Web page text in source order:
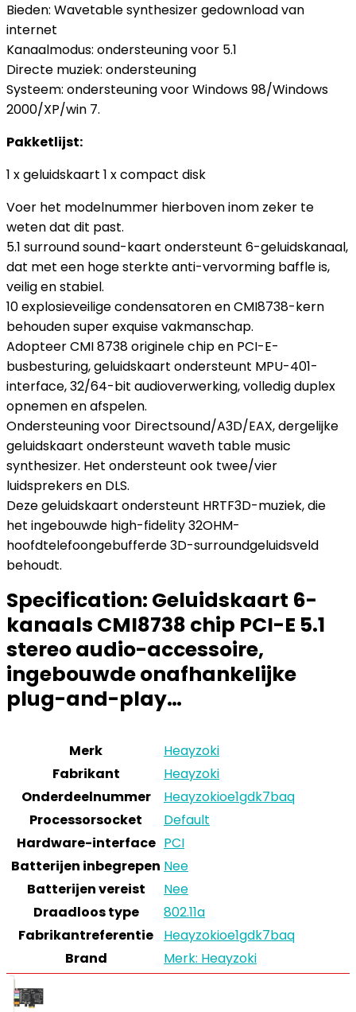
Bieden: Wavetable synthesizer gedownload van
internet
Kanaalmodus: ondersteuning voor 5.1
Directe muziek: ondersteuning
Systeem: ondersteuning voor Windows 98/Windows
2000/XP/win 7.
Pakketlijst:
1 x geluidskaart 1 x compact disk
Voer het modelnummer hierboven inom zeker te
weten dat dit past.
5.1 surround sound-kaart ondersteunt 6-geluidskanaal,
dat met een hoge sterkte anti-vervorming baffle is,
veilig en stabiel.
10 explosieveilige condensatoren en CMI8738-kern
behouden super exquise vakmanschap.
Adopteer CMI 8738 originele chip en PCI-E-
busbesturing, geluidskaart ondersteunt MPU-401-
interface, 32/64-bit audioverwerking, volledig duplex
opnemen en afspelen.
Ondersteuning voor Directsound/A3D/EAX, dergelijke
geluidskaart ondersteunt waveth table music
synthesizer. Het ondersteunt ook twee/vier
luidsprekers en DLS.
Deze geluidskaart ondersteunt HRTF3D-muziek, die
het ingebouwde high-fidelity 32OHM-
hoofdtelefoongebufferde 3D-surroundgeluidsveld
behoudt.
Specification: Geluidskaart 6-
kanaals CMI8738 chip PCI-E 5.1
stereo audio-accessoire,
ingebouwde onafhankelijke
plug-and-play…
Merk
Heayzoki
Fabrikant
Heayzoki
Onderdeelnummer
Heayzokioe1gdk7baq
Processorsocket
Default
Hardware-interface PCI
Batterijen inbegrepen Nee
Batterijen vereist
Nee
Draadloos type
802.11a
Fabrikantreferentie
Heayzokioe1gdk7baq
Brand
Merk: Heayzoki